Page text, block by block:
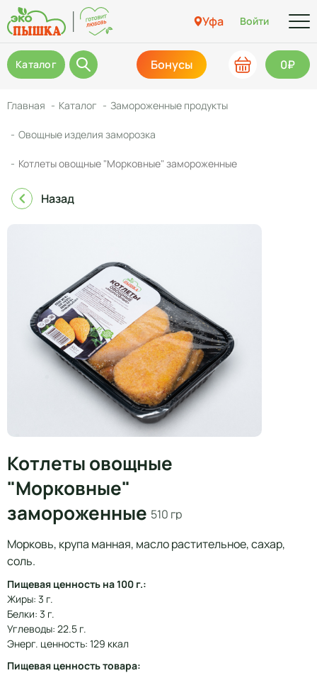
Уфа Войти
Каталог Бонусы 0₽
Главная Каталог Замороженные продукты
Овощные изделия заморозка
Котлеты овощные "Морковные" замороженные
Назад
Котлеты овощные
"Морковные"
замороженные 510 гр
Морковь, крупа манная, масло растительное, сахар,
соль.
Пищевая ценность на 100 г.:
Жиры: 3 г.
Белки: 3 г.
Углеводы: 22.5 г.
Энерг. ценность: 129 ккал
Пищевая ценность товара: